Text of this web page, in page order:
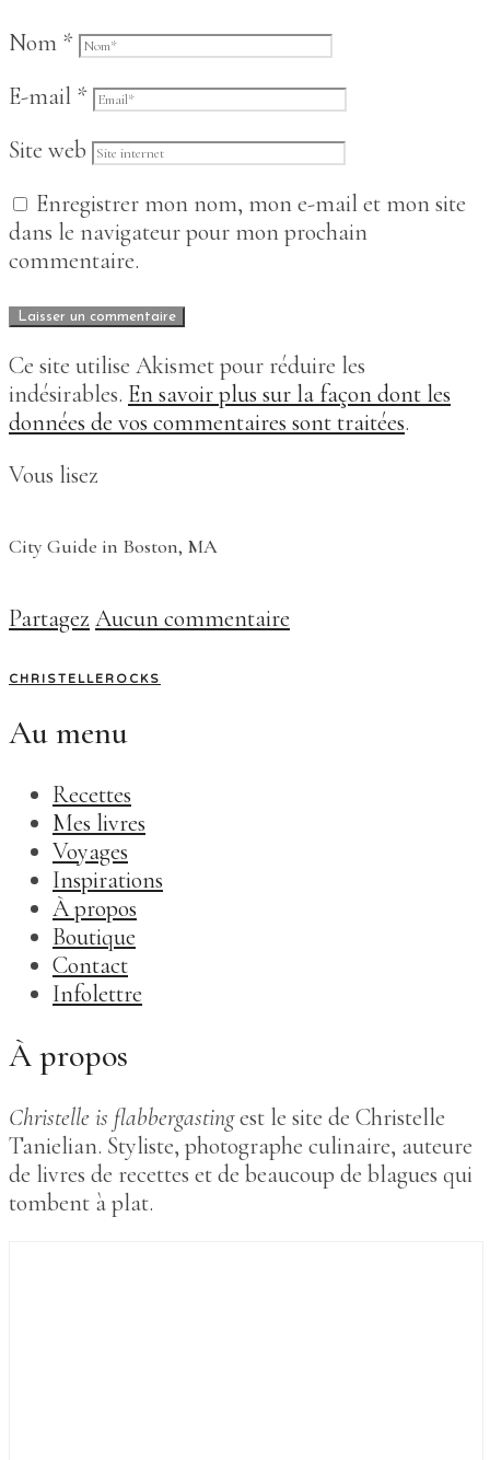
Nom *
E-mail *
Site web
Enregistrer mon nom, mon e-mail et mon site
dans le navigateur pour mon prochain
commentaire.
Ce site utilise Akismet pour réduire les
indésirables. En savoir plus sur la façon dont les
données de vos commentaires sont traitées.
Vous lisez
City Guide in Boston, MA
Partagez Aucun commentaire
CHRISTELLEROCKS
Au menu
Recettes
Mes livres
Voyages
Inspirations
À propos
Boutique
Contact
Infolettre
À propos
Christelle is flabbergastingest le site de Christelle
Tanielian. Styliste, photographe culinaire, auteure
de livres de recettes et de beaucoup de blagues qui
tombent à plat.